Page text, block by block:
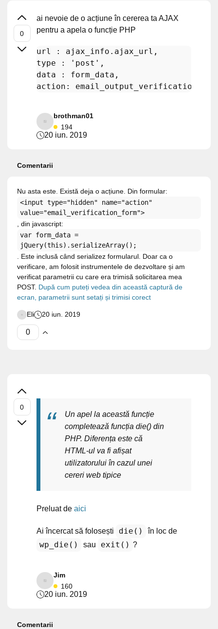
ai nevoie de o acțiune în cererea ta AJAX
pentru a apela o funcție PHP
url :
ajax_info.ajax_url,
type :
'post' ,
data :
form_data,
action:
email_output_verification,
brothman01
194
20 iun. 2019
Comentarii
Nu asta este. Există deja o acțiune. Din formular:
<input type="hidden" name="action"
value="email_verification_form">
, din javascript:
var form_data =
jQuery(this).serializeArray();
. Este inclusă când serializez formularul. Doar ca o
verificare, am folosit instrumentele de dezvoltare și am
verificat parametrii cu care era trimisă solicitarea mea
POST. După cum puteți vedea din această captură de
ecran, parametrii sunt setați și trimisi corect
Eli 20 iun. 2019
Un apel la această funcție
completează funcția die() din
PHP. Diferența este că
HTML-ul va fi afișat
utilizatorului în cazul unei
cereri web tipice
Preluat de aici
Ai încercat să folosești die() în loc de
wp_die() sau exit() ?
Jim
160
20 iun. 2019
Comentarii